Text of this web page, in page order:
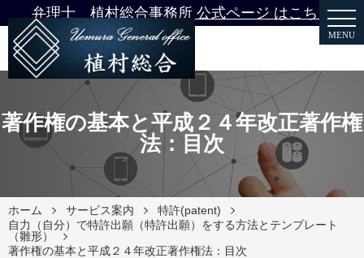
弁理士 植村総合事務所 公式ページ はこちら
MENU
著作権の基本と平成２４年改正著作権
法：目次
ホーム サービス案内
特許(patent)
自力（自分）で特許出願（特許出願）をする方法とテンプレート
（雛形）
著作権の基本と平成２４年改正著作権法：目次